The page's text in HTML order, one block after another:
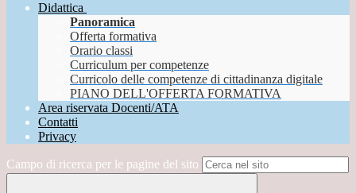
Didattica
Panoramica
Offerta formativa
Orario classi
Curriculum per competenze
Curricolo delle competenze di cittadinanza digitale
PIANO DELL'OFFERTA FORMATIVA
Area riservata Docenti/ATA
Contatti
Privacy
Campo di ricerca per le pagine del sito